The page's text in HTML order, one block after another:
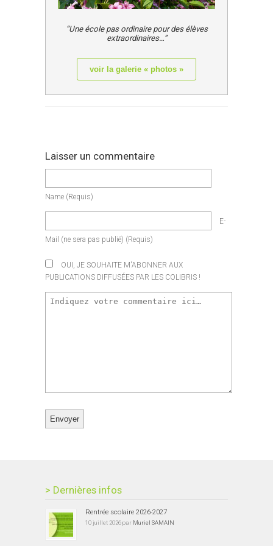
“Une école pas ordinaire pour des élèves
extraordinaires…”
voir la galerie « photos »
Laisser un commentaire
Name (requis)
E-
Mail (ne sera pas publié) (requis)
OUI, JE SOUHAITE M'ABONNER AUX
PUBLICATIONS DIFFUSÉES PAR LES COLIBRIS !
> Dernières infos
Rentrée scolaire 2026-2027
10 juillet 2026 par Muriel SAMAIN